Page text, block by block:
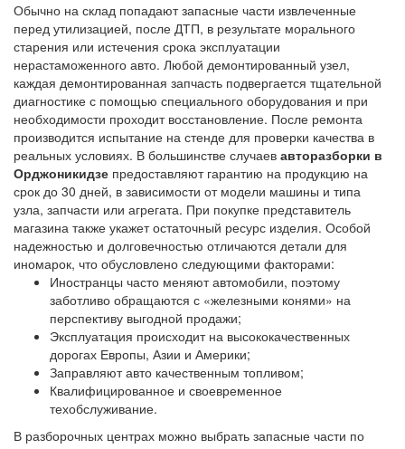
Обычно на склад попадают запасные части извлеченные
перед утилизацией, после ДТП, в результате морального
старения или истечения срока эксплуатации
нерастаможенного авто. Любой демонтированный узел,
каждая демонтированная запчасть подвергается тщательной
диагностике с помощью специального оборудования и при
необходимости проходит восстановление. После ремонта
производится испытание на стенде для проверки качества в
реальных условиях. В большинстве случаев авторазборки в
Орджоникидзе предоставляют гарантию на продукцию на
срок до 30 дней, в зависимости от модели машины и типа
узла, запчасти или агрегата. При покупке представитель
магазина также укажет остаточный ресурс изделия. Особой
надежностью и долговечностью отличаются детали для
иномарок, что обусловлено следующими факторами:
Иностранцы часто меняют автомобили, поэтому
заботливо обращаются с «железными конями» на
перспективу выгодной продажи;
Эксплуатация происходит на высококачественных
дорогах Европы, Азии и Америки;
Заправляют авто качественным топливом;
Квалифицированное и своевременное
техобслуживание.
В разборочных центрах можно выбрать запасные части по